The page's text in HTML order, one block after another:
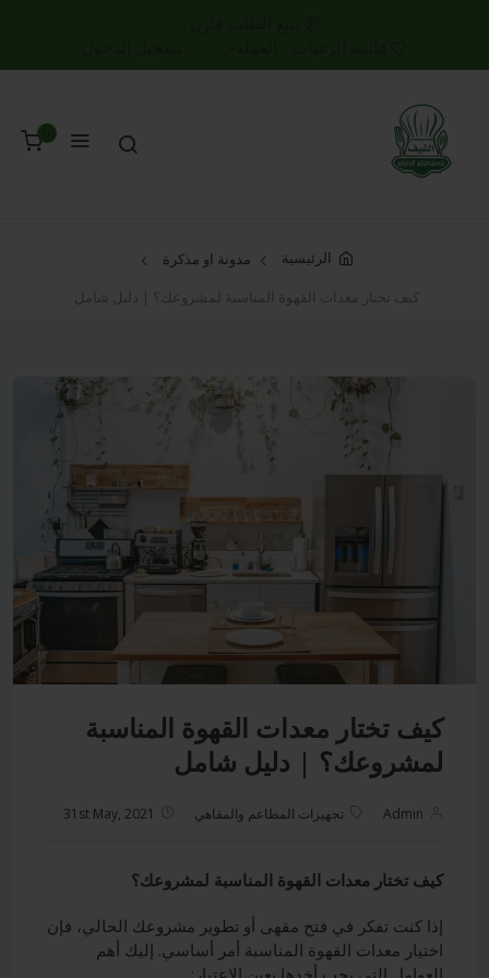
الرئيسية
مدونة او مذكرة
كيف تختار معدات القهوة المناسبة لمشروعك؟ | دليل شامل
كيف تختار معدات القهوة المناسبة
لمشروعك؟ | دليل شامل
Admin تجهيزات المطاعم والمقاهي 31st May, 2021
كيف تختار معدات القهوة المناسبة لمشروعك؟
إذا كنت تفكر في فتح مقهى أو تطوير مشروعك الحالي، فإن
اختيار معدات القهوة المناسبة أمر أساسي. إليك أهم
العوامل التي يجب أخذها بعين الاعتبار: